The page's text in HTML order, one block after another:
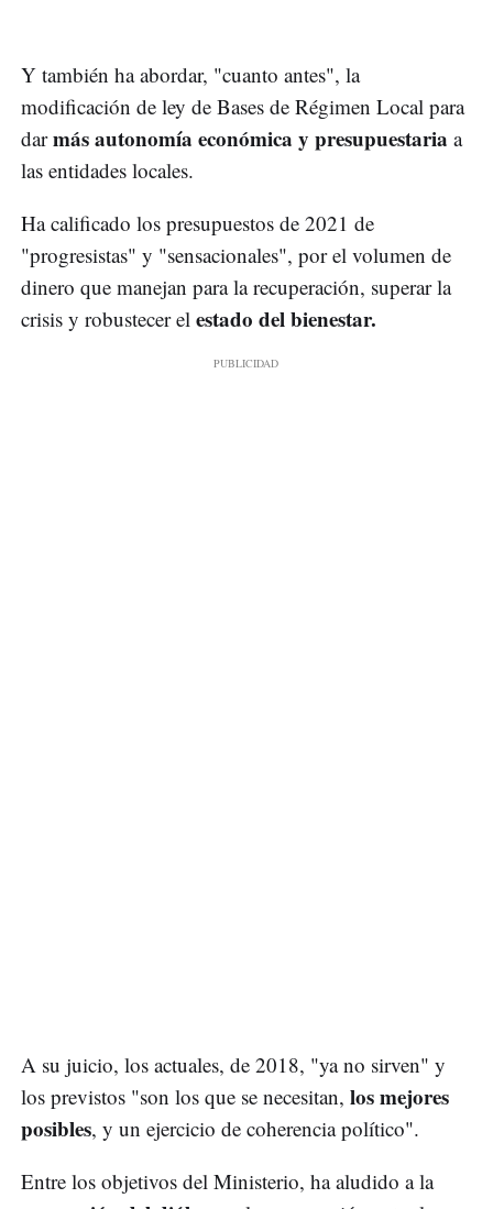
Y también ha abordar, "cuanto antes", la
modificación de ley de Bases de Régimen Local para
darmás autonomía económica y presupuestaria a
las entidades locales.
Ha calificado los presupuestos de 2021 de
"progresistas" y "sensacionales", por el volumen de
dinero que manejan para la recuperación, superar la
crisis y robustecer el estado del bienestar.
A su juicio, los actuales, de 2018, "ya no sirven" y
los previstos "son los que se necesitan, los mejores
posibles, y un ejercicio de coherencia político".
Entre los objetivos del Ministerio, ha aludido a la